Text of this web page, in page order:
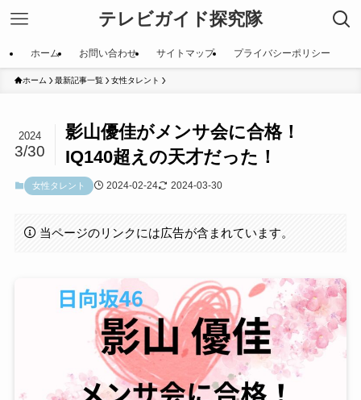
テレビガイド探究隊
ホーム お問い合わせ サイトマップ プライバシーポリシー
ホーム 最新記事一覧 女性タレント
影山優佳がメンサ会に合格！
IQ140超えの天才だった！
2024
3/30
女性タレント 2024-02-24 2024-03-30
当ページのリンクには広告が含まれています。